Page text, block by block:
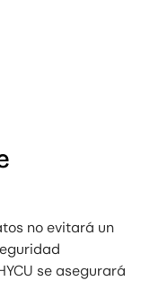
no evitará un
se asegurará